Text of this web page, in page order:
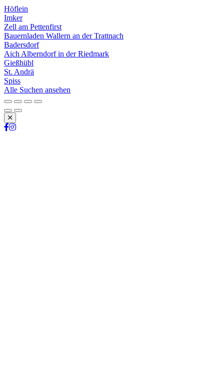
Höflein
Imker
Zell am Pettenfirst
Bauernladen Wallern an der Trattnach
Badersdorf
Aich Alberndorf in der Riedmark
Gießhübl
St. Andrä
Spiss
Alle Suchen ansehen
Schließen